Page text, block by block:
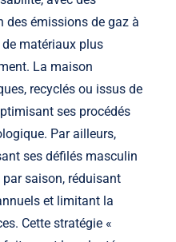
des émissions de gaz à
de matériaux plus
La maison
recyclés ou issus de
ses procédés
Par ailleurs,
ses défilés masculin
saison, réduisant
et limitant la
Cette stratégie «